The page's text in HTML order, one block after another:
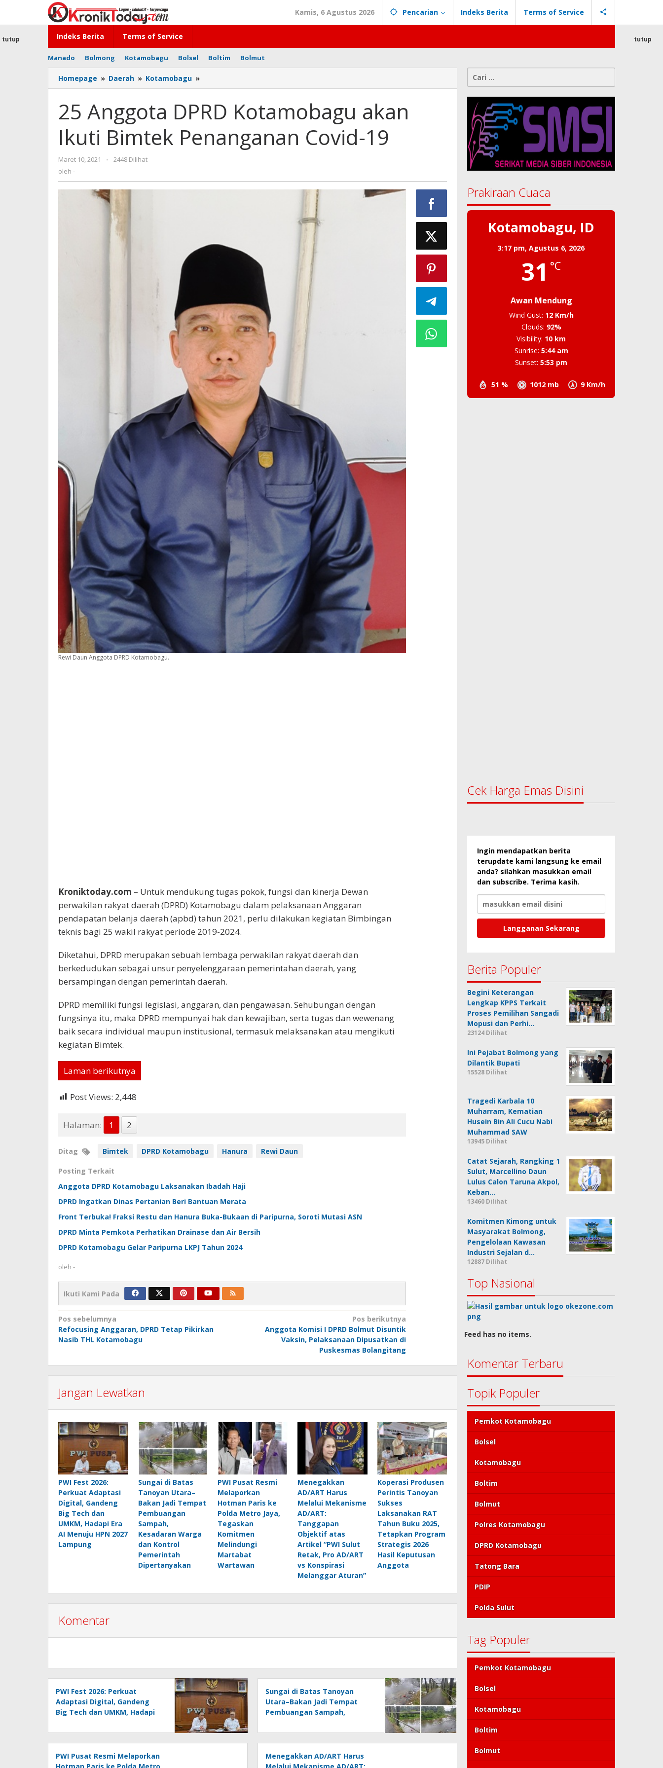
konten
Kamis, 6 Agustus 2026 Pencarian Indeks Berita Terms of Service
Indeks Berita Terms of Service
Manado Bolmong Kotamobagu Bolsel Boltim Bolmut
tutup tutup
Homepage » Daerah » Kotamobagu »
Anggota
Kotamobagu
akan
Bimtek
Penanganan
25 Anggota DPRD Kotamobagu akan
Ikuti Bimtek Penanganan Covid-19
Maret 10, 2021
oleh
-
2448 Dilihat
oleh -
Rewi Daun Anggota DPRD Kotamobagu.
Kroniktoday.com – Untuk mendukung tugas pokok, fungsi dan kinerja Dewan
perwakilan rakyat daerah (DPRD) Kotamobagu dalam pelaksanaan Anggaran
pendapatan belanja daerah (apbd) tahun 2021, perlu dilakukan kegiatan Bimbingan
teknis bagi 25 wakil rakyat periode 2019-2024.
Diketahui, DPRD merupakan sebuah lembaga perwakilan rakyat daerah dan
berkedudukan sebagai unsur penyelenggaraan pemerintahan daerah, yang
bersampingan dengan pemerintah daerah.
DPRD memiliki fungsi legislasi, anggaran, dan pengawasan. Sehubungan dengan
fungsinya itu, maka DPRD mempunyai hak dan kewajiban, serta tugas dan wewenang
baik secara individual maupun institusional, termasuk melaksanakan atau mengikuti
kegiatan Bimtek.
Laman berikutnya
Post Views: 2,448
Halaman: 1 2
Ditag Bimtek DPRD Kotamobagu Hanura Rewi Daun
Posting Terkait
Anggota DPRD Kotamobagu Laksanakan Ibadah Haji
DPRD Ingatkan Dinas Pertanian Beri Bantuan Merata
Front Terbuka! Fraksi Restu dan Hanura Buka-Bukaan di Paripurna, Soroti Mutasi ASN
DPRD Minta Pemkota Perhatikan Drainase dan Air Bersih
DPRD Kotamobagu Gelar Paripurna LKPJ Tahun 2024
oleh -
Ikuti Kami Pada
Navigasi
pos
Pos sebelumnya
Refocusing Anggaran, DPRD Tetap Pikirkan
Nasib THL Kotamobagu
Pos berikutnya
Anggota Komisi I DPRD Bolmut Disuntik
Vaksin, Pelaksanaan Dipusatkan di
Puskesmas Bolangitang
Jangan Lewatkan
PWI Fest 2026:
Perkuat Adaptasi
Digital, Gandeng
Big Tech dan
UMKM, Hadapi Era
AI Menuju HPN 2027
Lampung
Sungai di Batas
Tanoyan Utara–
Bakan Jadi Tempat
Pembuangan
Sampah,
Kesadaran Warga
dan Kontrol
Pemerintah
Dipertanyakan
PWI Pusat Resmi
Melaporkan
Hotman Paris ke
Polda Metro Jaya,
Tegaskan
Komitmen
Melindungi
Martabat
Wartawan
Menegakkan
AD/ART Harus
Melalui Mekanisme
AD/ART:
Tanggapan
Objektif atas
Artikel “PWI Sulut
Retak, Pro AD/ART
vs Konspirasi
Melanggar Aturan”
Koperasi Produsen
Perintis Tanoyan
Sukses
Laksanakan RAT
Tahun Buku 2025,
Tetapkan Program
Strategis 2026
Hasil Keputusan
Anggota
Komentar
PWI Fest 2026: Perkuat
Adaptasi Digital, Gandeng
Big Tech dan UMKM, Hadapi
Lampung
Sungai di Batas Tanoyan
Utara–Bakan Jadi Tempat
Pembuangan Sampah,
Kontrol Pemerintah
Dipertanyakan
PWI Pusat Resmi Melaporkan
Menegakkan AD/ART Harus
Cari
untuk:
Prakiraan Cuaca
Kotamobagu, ID
3:17 pm,Agustus 6, 2026
31 °C
Awan Mendung
51 % 1012 mb 9 Km/h
Wind Gust: 12 Km/h
Clouds: 92%
Visibility: 10 km
Sunrise: 5:44 am
Sunset: 5:53 pm
Cek Harga Emas Disini
Ingin mendapatkan berita
terupdate kami langsung ke email
anda? silahkan masukkan email
dan subscribe. Terima kasih.
Berita Populer
Begini Keterangan
Lengkap KPPS Terkait
Proses Pemilihan Sangadi
Mopusi dan Perhi…
23124 Dilihat
Ini Pejabat Bolmong yang
Dilantik Bupati
15528 Dilihat
Tragedi Karbala 10
Muharram, Kematian
Husein Bin Ali Cucu Nabi
Muhammad SAW
13945 Dilihat
Catat Sejarah, Rangking 1
Sulut, Marcellino Daun
Lulus Calon Taruna Akpol,
Keban…
13460 Dilihat
Komitmen Kimong untuk
Masyarakat Bolmong,
Pengelolaan Kawasan
Industri Sejalan d…
12887 Dilihat
Top Nasional
Feed has no items.
Komentar Terbaru
Topik Populer
Pemkot Kotamobagu
Bolsel
Kotamobagu
Boltim
Bolmut
Polres Kotamobagu
DPRD Kotamobagu
Tatong Bara
PDIP
Polda Sulut
Tag Populer
Pemkot Kotamobagu
Bolsel
Kotamobagu
Boltim
Bolmut